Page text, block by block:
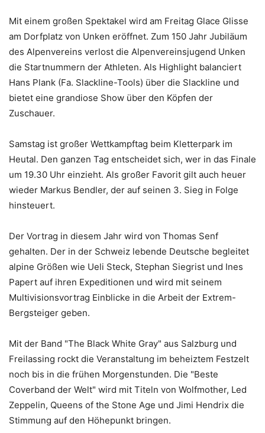
Mit einem großen Spektakel wird am Freitag Glace Glisse
am Dorfplatz von Unken eröffnet. Zum 150 Jahr Jubiläum
des Alpenvereins verlost die Alpenvereinsjugend Unken
die Startnummern der Athleten. Als Highlight balanciert
Hans Plank (Fa. Slackline-Tools) über die Slackline und
bietet eine grandiose Show über den Köpfen der
Zuschauer.
Samstag ist großer Wettkampftag beim Kletterpark im
Heutal. Den ganzen Tag entscheidet sich, wer in das Finale
um 19.30 Uhr einzieht. Als großer Favorit gilt auch heuer
wieder Markus Bendler, der auf seinen 3. Sieg in Folge
hinsteuert.
Der Vortrag in diesem Jahr wird von Thomas Senf
gehalten. Der in der Schweiz lebende Deutsche begleitet
alpine Größen wie Ueli Steck, Stephan Siegrist und Ines
Papert auf ihren Expeditionen und wird mit seinem
Multivisionsvortrag Einblicke in die Arbeit der Extrem-
Bergsteiger geben.
Mit der Band "The Black White Gray" aus Salzburg und
Freilassing rockt die Veranstaltung im beheiztem Festzelt
noch bis in die frühen Morgenstunden. Die "Beste
Coverband der Welt" wird mit Titeln von Wolfmother, Led
Zeppelin, Queens of the Stone Age und Jimi Hendrix die
Stimmung auf den Höhepunkt bringen.